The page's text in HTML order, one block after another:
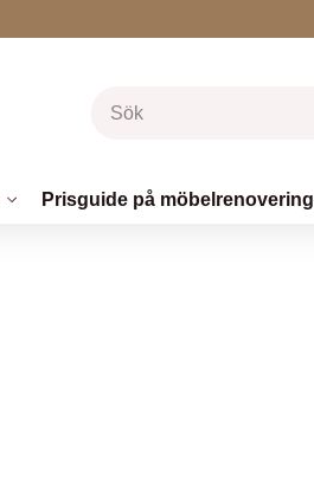
Prisguide på möbelrenovering